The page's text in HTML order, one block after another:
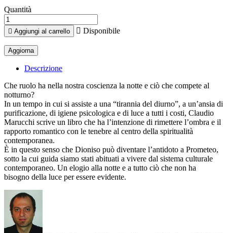
Quantità
 Aggiungi al carrello  Disponibile
Descrizione
Che ruolo ha nella nostra coscienza la notte e ciò che compete al
notturno?
In un tempo in cui si assiste a una “tirannia del diurno”, a un’ansia di
purificazione, di igiene psicologica e di luce a tutti i costi, Claudio
Marucchi scrive un libro che ha l’intenzione di rimettere l’ombra e il
rapporto romantico con le tenebre al centro della spiritualità
contemporanea.
È in questo senso che Dioniso può diventare l’antidoto a Prometeo,
sotto la cui guida siamo stati abituati a vivere dal sistema culturale
contemporaneo. Un elogio alla notte e a tutto ciò che non ha
bisogno della luce per essere evidente.